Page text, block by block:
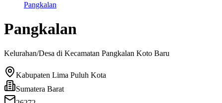
Pangkalan
Pangkalan
Kelurahan/Desa di Kecamatan Pangkalan Koto Baru
Kabupaten Lima Puluh Kota
Sumatera Barat